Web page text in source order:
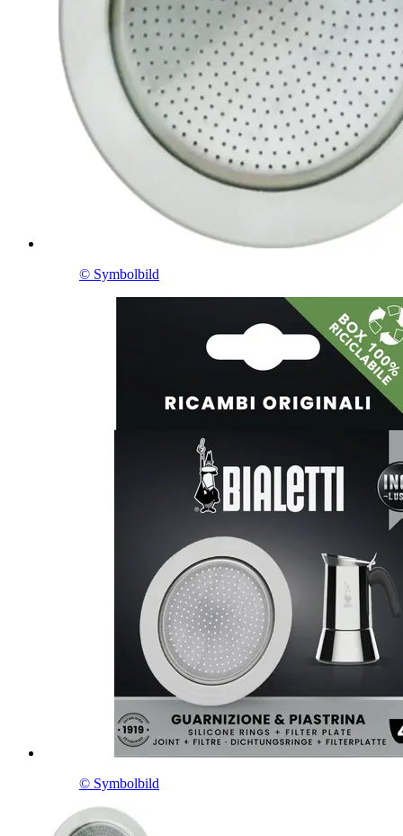
© Symbolbild
© Symbolbild